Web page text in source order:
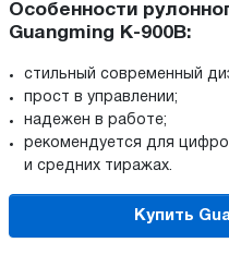
Особенности
Guangming K-900B:
стильный современный
прост в управлении;
надежен в работе;
рекомендуется для
и средних тиражах.
Купить